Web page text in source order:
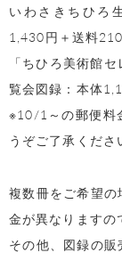
いわさきちひろ
1,430円＋送料
「ちひろ美術館
覧会図録：本体
※10/1～の郵便料
うぞご了承くださ
複数冊をご希望
金が異なりますの
その他、図録の